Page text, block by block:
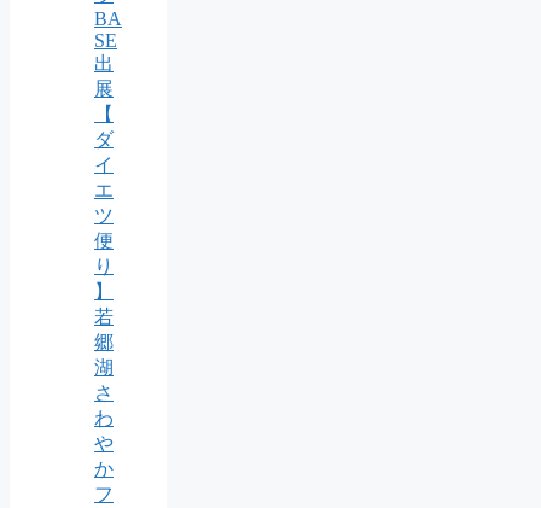
BA
SE
出
展
【
ダ
イ
エ
ツ
便
り
】
若
郷
湖
さ
わ
や
か
フ